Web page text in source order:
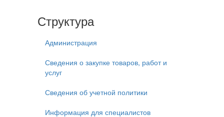
Структура
Администрация
Сведения о закупке товаров, работ и
услуг
Сведения об учетной политики
Информация для специалистов